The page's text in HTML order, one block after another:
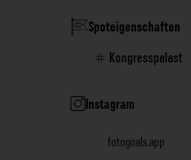
Spoteigenschaften
Kongresspalast
Instagram
fotogoals.app